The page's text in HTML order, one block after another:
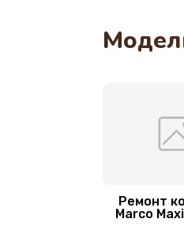
Ремонт
Marco